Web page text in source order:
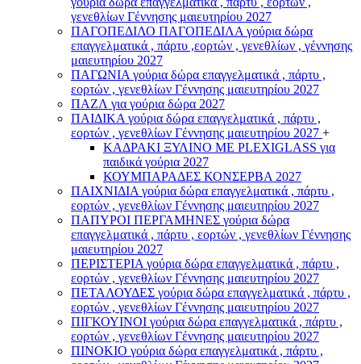
γενεθλίων Γέννησης μαιευτηρίου 2027
ΠΑΓΟΠΕΔΙΛΟ ΠΑΓΟΠΕΔΙΛΑ γούρια δώρα
επαγγελματικά , πάρτυ ,εορτών , γενεθλίων , γέννησης
μαιευτηρίου 2027
ΠΑΓΩΝΙΑ γούρια δώρα επαγγελματικά , πάρτυ ,
εορτών , γενεθλίων Γέννησης μαιευτηρίου 2027
ΠΑΖΛ για γούρια δώρα 2027
ΠΑΙΔΙΚΑ γούρια δώρα επαγγελματικά , πάρτυ ,
εορτών , γενεθλίων Γέννησης μαιευτηρίου 2027 +
ΚΑΔΡΑΚΙ ΞΥΛΙΝΟ ΜΕ PLEXIGLASS για
παιδικά γούρια 2027
ΚΟΥΜΠΑΡΑΔΕΣ ΚΟΝΣΕΡΒΑ 2027
ΠΑΙΧΝΙΔΙΑ γούρια δώρα επαγγελματικά , πάρτυ ,
εορτών , γενεθλίων Γέννησης μαιευτηρίου 2027
ΠΑΠΥΡΟΙ ΠΕΡΓΑΜΗΝΕΣ γούρια δώρα
επαγγελματικά , πάρτυ , εορτών , γενεθλίων Γέννησης
μαιευτηρίου 2027
ΠΕΡΙΣΤΕΡΙΑ γούρια δώρα επαγγελματικά , πάρτυ ,
εορτών , γενεθλίων Γέννησης μαιευτηρίου 2027
ΠΕΤΑΛΟΥΔΕΣ γούρια δώρα επαγγελματικά , πάρτυ ,
εορτών , γενεθλίων Γέννησης μαιευτηρίου 2027
ΠΙΓΚΟΥΙΝΟΙ γούρια δώρα επαγγελματικά , πάρτυ ,
εορτών , γενεθλίων Γέννησης μαιευτηρίου 2027
ΠΙΝΟΚΙΟ γούρια δώρα επαγγελματικά , πάρτυ ,